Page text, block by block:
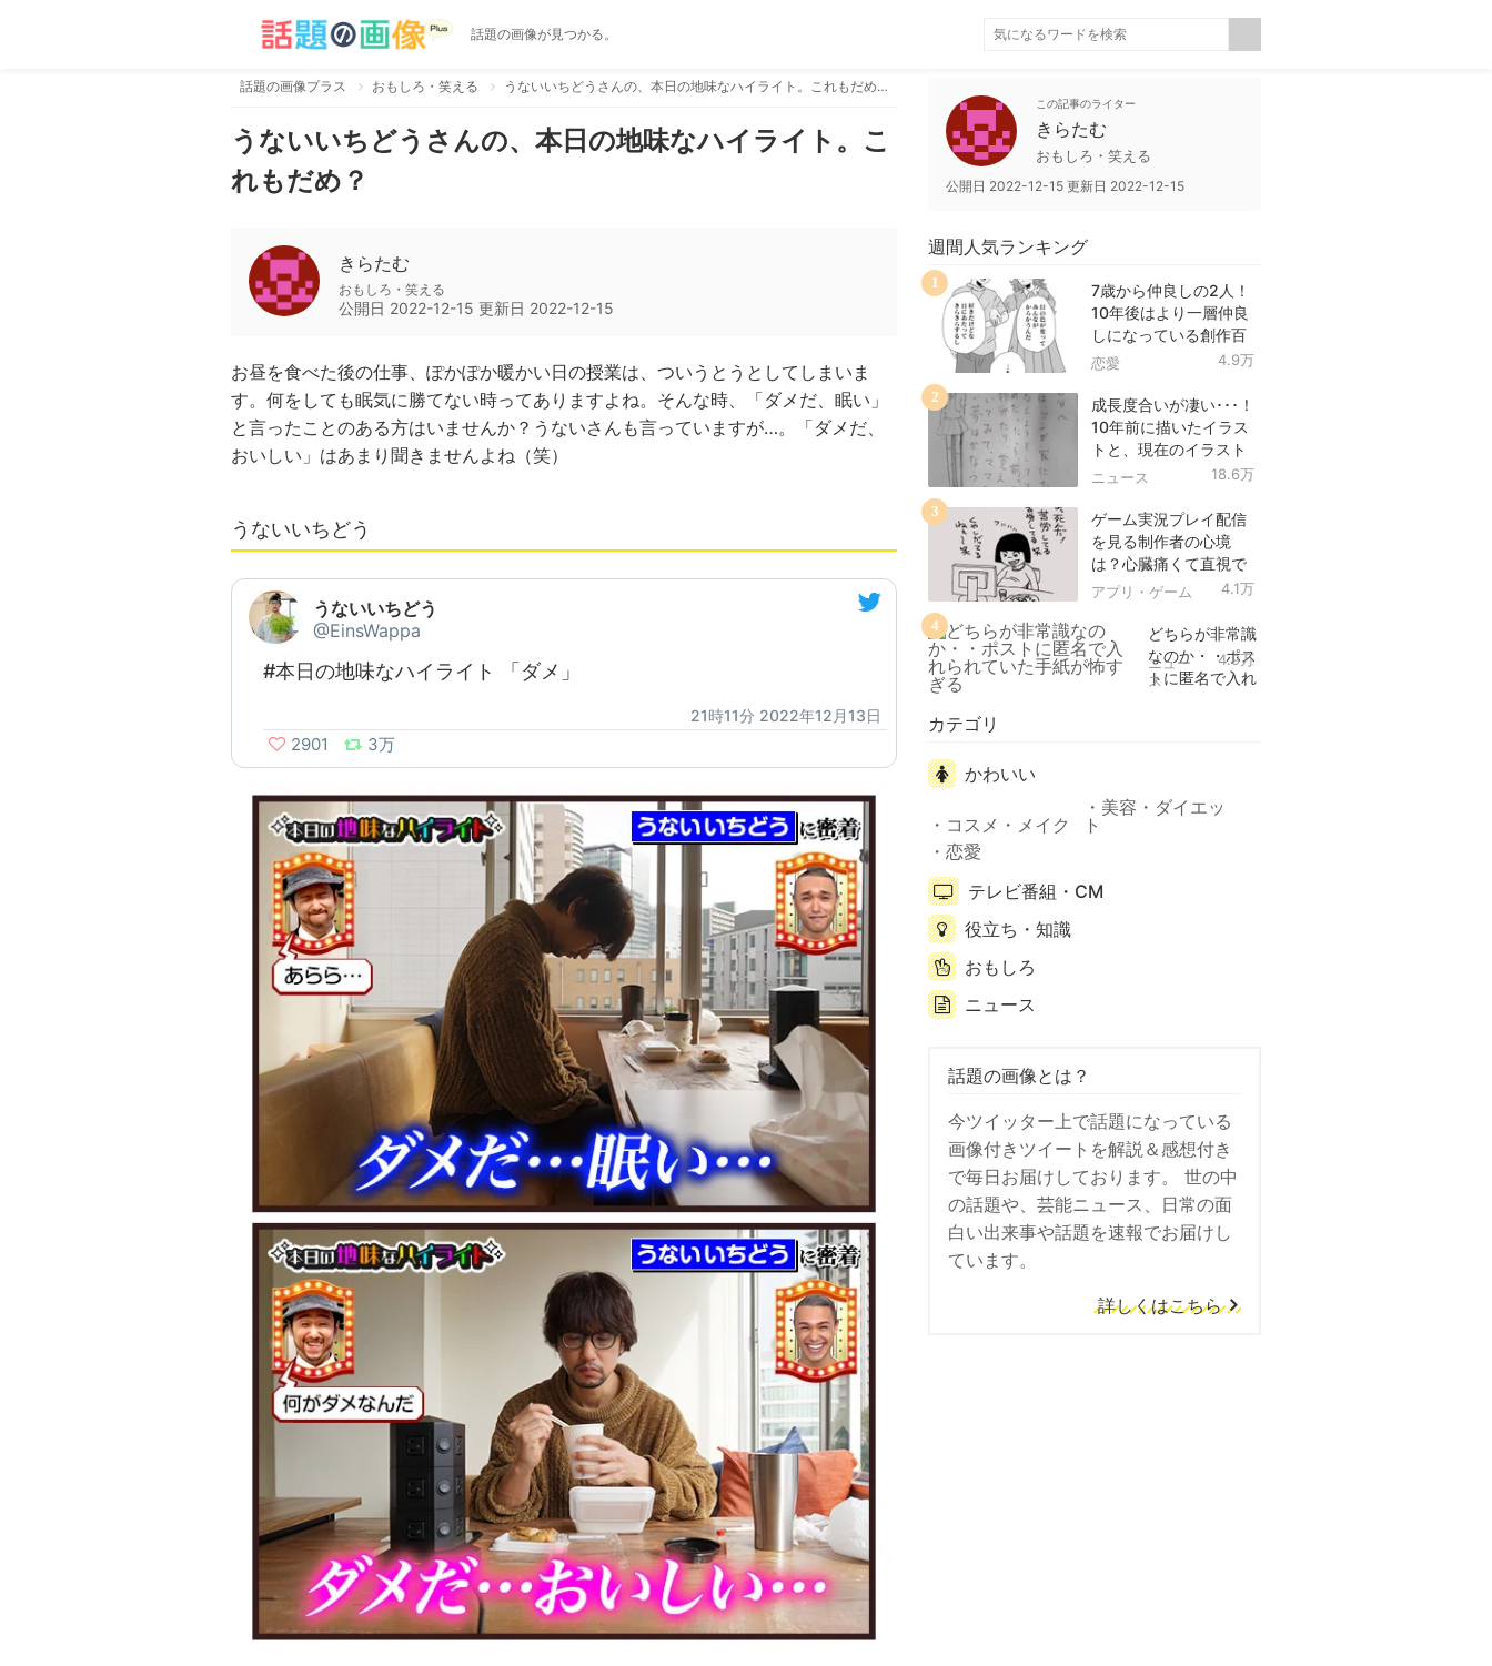
話題の画像が見つかる。
話題の画像プラス おもしろ・笑える うないいちどうさんの、本日の地味なハイライト。これもだめ？
うないいちどうさんの、本日の地味なハイライト。こ
れもだめ？
きらたむ
おもしろ・笑える
公開日 2022-12-15 更新日 2022-12-15
お昼を食べた後の仕事、ぽかぽか暖かい日の授業は、ついうとうとしてしまいま
す。何をしても眠気に勝てない時ってありますよね。そんな時、「ダメだ、眠い」
と言ったことのある方はいませんか？うないさんも言っていますが…。「ダメだ、
おいしい」はあまり聞きませんよね（笑）
うないいちどう
うないいちどう
@EinsWappa
#本日の地味なハイライト 「ダメ」
21時11分 2022年12月13日
2901 3万
この記事のライター
きらたむ
おもしろ・笑える
公開日 2022-12-15 更新日 2022-12-15
週間人気ランキング
7歳から仲良しの2人！
10年後はより一層仲良
しになっている創作百
合！
恋愛 4.9万
1
成長度合いが凄い･･･！
10年前に描いたイラス
トと、現在のイラスト
を投稿したツイートが
ニュース 18.6万
2
ゲーム実況プレイ配信
を見る制作者の心境
は？心臓痛くて直視で
きなかった！
アプリ・ゲーム 4.1万
3
どちらが非常識
なのか・・ポス
トに匿名で入れ
ニュー
ス
4.9万
4
カテゴリ
かわいい
コスメ・メイク
美容・ダイエッ
ト
恋愛
テレビ番組・CM
役立ち・知識
おもしろ
ニュース
話題の画像とは？
今ツイッター上で話題になっている
画像付きツイートを解説＆感想付き
で毎日お届けしております。 世の中
の話題や、芸能ニュース、日常の面
白い出来事や話題を速報でお届けし
ています。
詳しくはこちら